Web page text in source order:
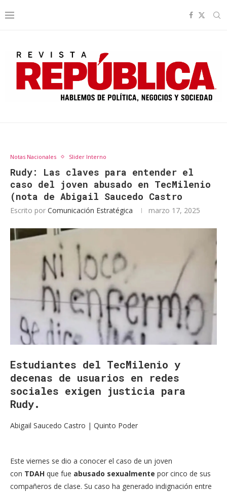
Notas Nacionales Slider Interno
Rudy: Las claves para entender el
caso del joven abusado en TecMilenio
(nota de Abigail Saucedo Castro
Escrito por Comunicación Estratégica marzo 17, 2025
Estudiantes del TecMilenio y
decenas de usuarios en redes
sociales exigen justicia para
Rudy.
Abigail Saucedo Castro | Quinto Poder
Este viernes se dio a conocer el caso de un joven
con TDAH que fue abusado sexualmente por cinco de sus
compañeros de clase. Su caso ha generado indignación entre